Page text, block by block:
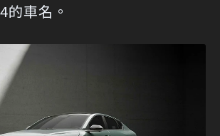
的車名。